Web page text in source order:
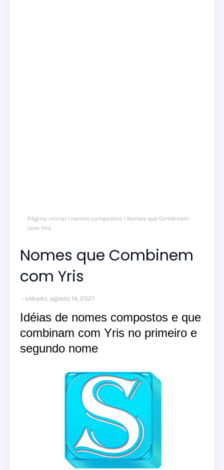
Página inicial nomes compostos
Nomes que Combinem
com Yris
Nomes que Combinem
com Yris
sábado, agosto 14, 2021
Idéias de nomes compostos e que
combinam com Yris no primeiro e
segundo nome